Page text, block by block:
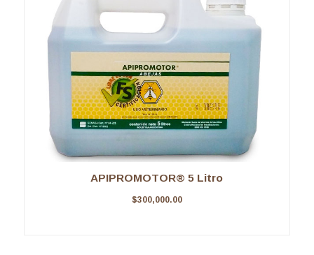
APIPROMOTOR® 5 Litro
$300,000.00